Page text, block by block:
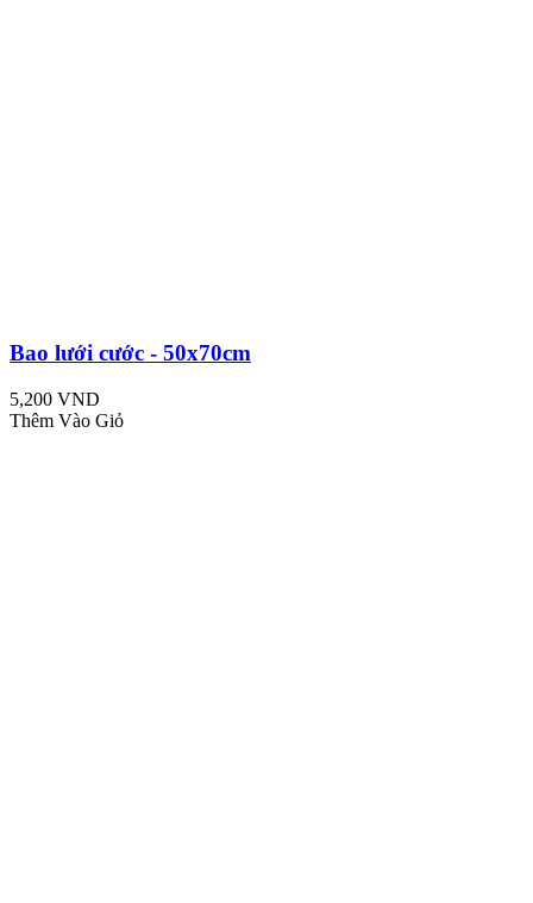
Bao lưới cước - 50x70cm
5,200 VND
Thêm Vào Giỏ